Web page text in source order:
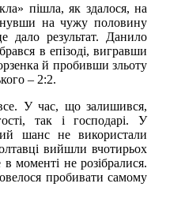
пішла, як здалося, на
на чужу половину
дало результат. Данило
в епізоді, вигравши
й пробивши зльоту
– 2:2.
У час, що залишився,
так і господарі. У
шанс не використали
вийшли вчотирьох
моменті не розібралися.
пробивати самому